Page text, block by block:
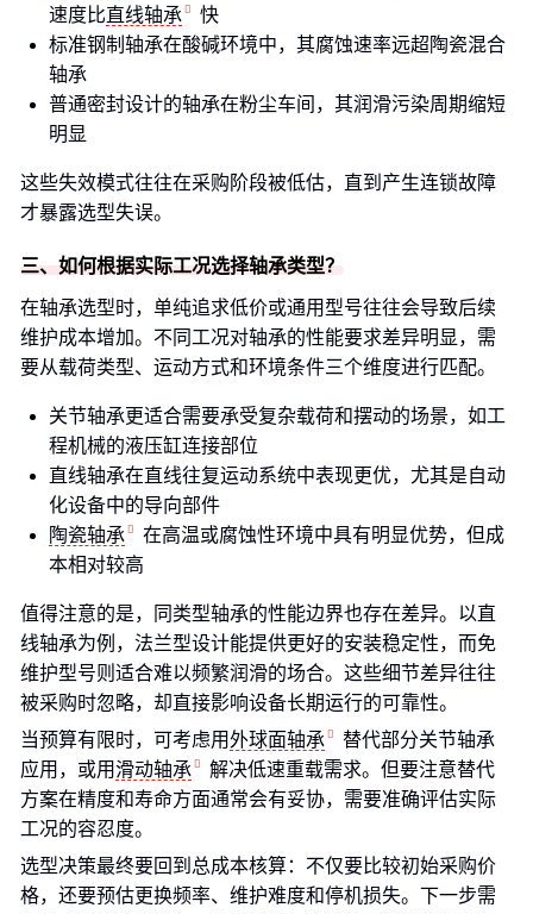
速度比直线轴承
快
标准钢制轴承在酸碱环境中，其腐蚀速率远超陶瓷混合
轴承
普通密封设计的轴承在粉尘车间，其润滑污染周期缩短
明显
这些失效模式往往在采购阶段被低估，直到产生连锁故障
才暴露选型失误。
三、如何根据实际工况选择轴承类型？
在轴承选型时，单纯追求低价或通用型号往往会导致后续
维护成本增加。不同工况对轴承的性能要求差异明显，需
要从载荷类型、运动方式和环境条件三个维度进行匹配。
关节轴承更适合需要承受复杂载荷和摆动的场景，如工
程机械的液压缸连接部位
直线轴承在直线往复运动系统中表现更优，尤其是自动
化设备中的导向部件
陶瓷轴承
在高温或腐蚀性环境中具有明显优势，但成
本相对较高
值得注意的是，同类型轴承的性能边界也存在差异。以直
线轴承为例，法兰型设计能提供更好的安装稳定性，而免
维护型号则适合难以频繁润滑的场合。这些细节差异往往
被采购时忽略，却直接影响设备长期运行的可靠性。
当预算有限时，可考虑用外球面轴承
替代部分关节轴承
应用，或用滑动轴承
解决低速重载需求。但要注意替代
方案在精度和寿命方面通常会有妥协，需要准确评估实际
工况的容忍度。
选型决策最终要回到总成本核算：不仅要比较初始采购价
格，还要预估更换频率、维护难度和停机损失。下一步需